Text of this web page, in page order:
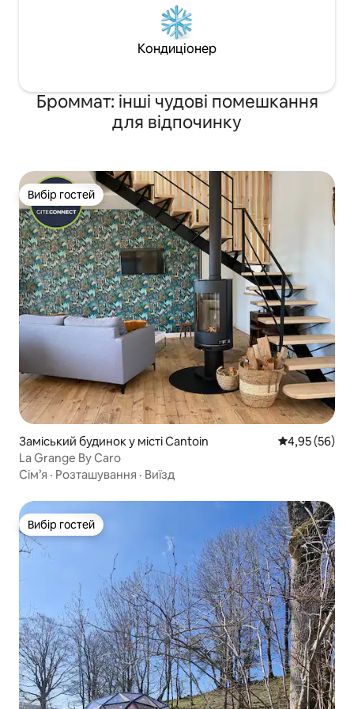
Кондиціонер
Броммат: інші чудові помешкання
для відпочинку
Вибір гостей
Вибір гостей
Заміський будинок у місті Cantoin Середня
4,95 (56)
La Grange By Caro
Сім’я · Розташування · Виїзд
Вибір гостей
Вибір гостей